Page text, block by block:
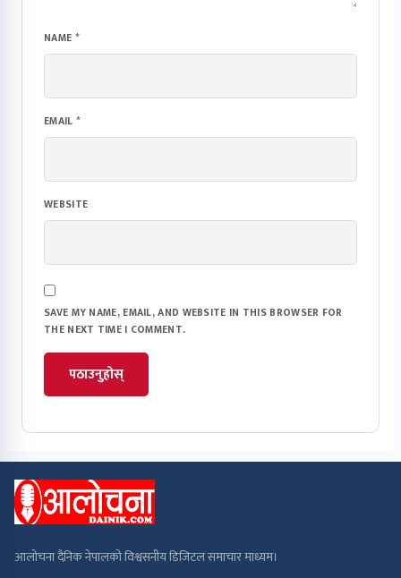
NAME *
EMAIL *
WEBSITE
SAVE MY NAME, EMAIL, AND WEBSITE IN THIS BROWSER FOR
THE NEXT TIME I COMMENT.
आलोचना दैनिक नेपालको विश्वसनीय डिजिटल समाचार माध्यम।